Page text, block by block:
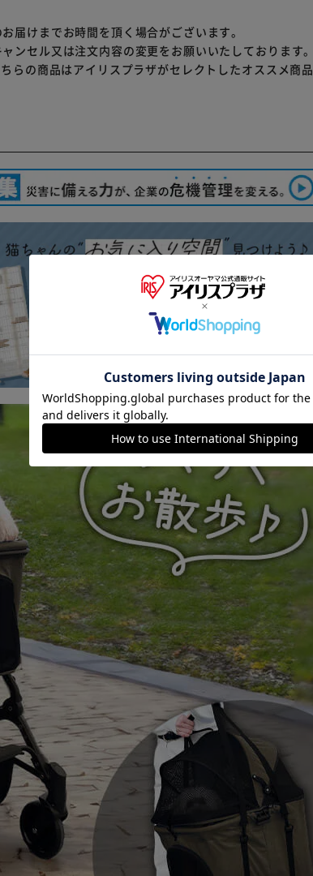
届けまでお時間を頂く場合がございます。
ンセル又は注文内容の変更をお願いいたしております。
らの商品はアイリスプラザがセレクトしたオススメ商品
※ご確認ください